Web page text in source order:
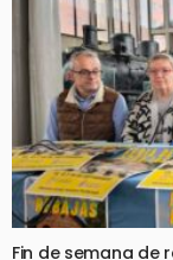
Fin de semana de